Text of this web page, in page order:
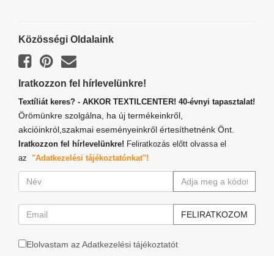
Közösségi Oldalaink
Iratkozzon fel hírlevelünkre!
Textíliát keres? - AKKOR TEXTILCENTER! 40-évnyi tapasztalat!
Örömünkre szolgálna, ha új termékeinkről,
akcióinkról,szakmai eseményeinkről értesíthetnénk Önt.
Iratkozzon fel hírlevelünkre! Feliratkozás előtt olvassa el
az "Adatkezelési tájékoztatónkat"!
Elolvastam az Adatkezelési tájékoztatót